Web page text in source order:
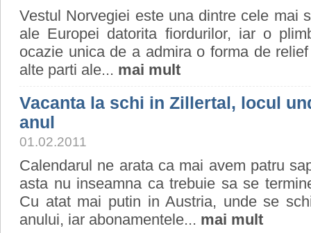
Vestul Norvegiei este una dintre cele mai
ale Europei datorita fiordurilor, iar o
ocazie unica de a admira o forma de
alte parti ale... mai mult
Vacanta la schi in Zillertal, locul
anul
01.02.2011
Calendarul ne arata ca mai avem patru
asta nu inseamna ca trebuie sa se
Cu atat mai putin in Austria, unde se
anului, iar abonamentele... mai mult